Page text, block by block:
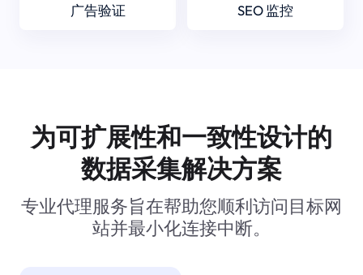
广告验证 SEO 监控
为可扩展性和一致性设计的
数据采集解决方案
专业代理服务旨在帮助您顺利访问目标网
站并最小化连接中断。